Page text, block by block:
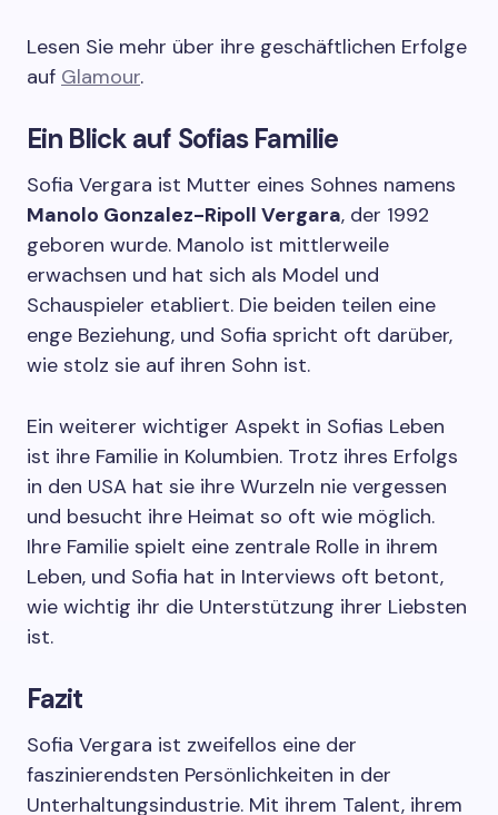
Lesen Sie mehr über ihre geschäftlichen Erfolge
auf Glamour.
Ein Blick auf Sofias Familie
Sofia Vergara ist Mutter eines Sohnes namens
Manolo Gonzalez-Ripoll Vergara, der 1992
geboren wurde. Manolo ist mittlerweile
erwachsen und hat sich als Model und
Schauspieler etabliert. Die beiden teilen eine
enge Beziehung, und Sofia spricht oft darüber,
wie stolz sie auf ihren Sohn ist.
Ein weiterer wichtiger Aspekt in Sofias Leben
ist ihre Familie in Kolumbien. Trotz ihres Erfolgs
in den USA hat sie ihre Wurzeln nie vergessen
und besucht ihre Heimat so oft wie möglich.
Ihre Familie spielt eine zentrale Rolle in ihrem
Leben, und Sofia hat in Interviews oft betont,
wie wichtig ihr die Unterstützung ihrer Liebsten
ist.
Fazit
Sofia Vergara ist zweifellos eine der
faszinierendsten Persönlichkeiten in der
Unterhaltungsindustrie. Mit ihrem Talent, ihrem